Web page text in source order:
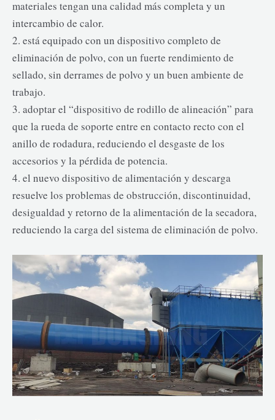
materiales tengan una calidad más completa y un
intercambio de calor.
2. está equipado con un dispositivo completo de
eliminación de polvo, con un fuerte rendimiento de
sellado, sin derrames de polvo y un buen ambiente de
trabajo.
3. adoptar el “dispositivo de rodillo de alineación” para
que la rueda de soporte entre en contacto recto con el
anillo de rodadura, reduciendo el desgaste de los
accesorios y la pérdida de potencia.
4. el nuevo dispositivo de alimentación y descarga
resuelve los problemas de obstrucción, discontinuidad,
desigualdad y retorno de la alimentación de la secadora,
reduciendo la carga del sistema de eliminación de polvo.